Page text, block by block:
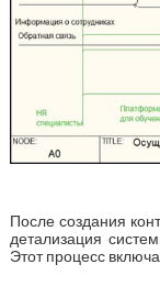
После создания
детализация
Этот процесс